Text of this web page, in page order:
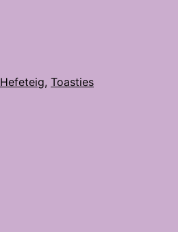
Hefeteig, Toasties